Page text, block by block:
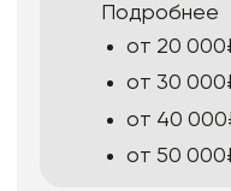
Подробнее
от 20
от 30
от 40
от 50